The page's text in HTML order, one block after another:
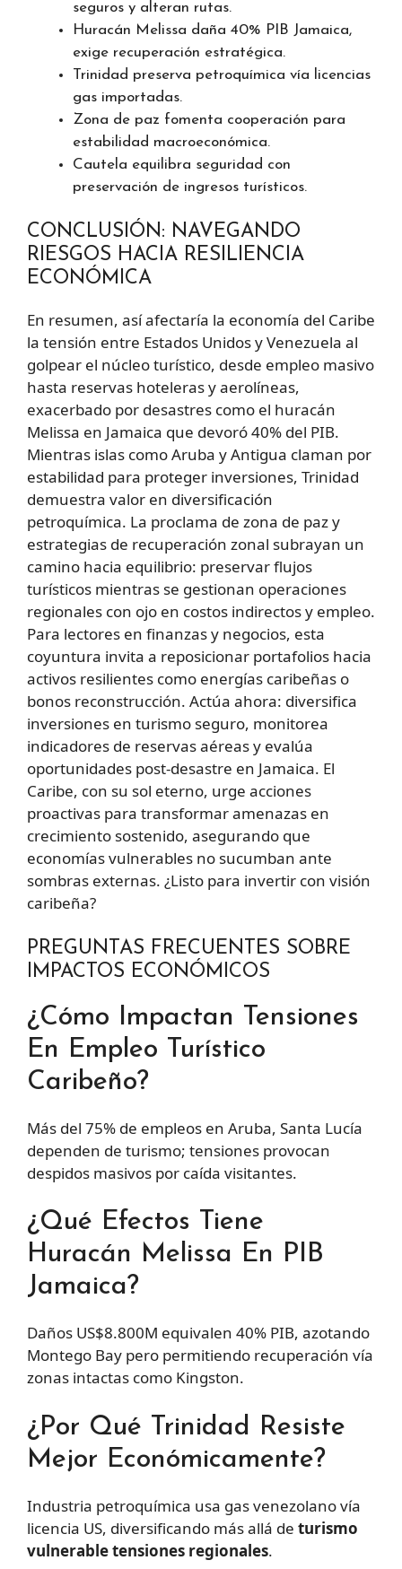
seguros y alteran rutas.
Huracán Melissa daña 40% PIB Jamaica,
exige recuperación estratégica.
Trinidad preserva petroquímica vía licencias
gas importadas.
Zona de paz fomenta cooperación para
estabilidad macroeconómica.
Cautela equilibra seguridad con
preservación de ingresos turísticos.
CONCLUSIÓN: NAVEGANDO
RIESGOS HACIA RESILIENCIA
ECONÓMICA
En resumen, así afectaría la economía del Caribe
la tensión entre Estados Unidos y Venezuela al
golpear el núcleo turístico, desde empleo masivo
hasta reservas hoteleras y aerolíneas,
exacerbado por desastres como el huracán
Melissa en Jamaica que devoró 40% del PIB.
Mientras islas como Aruba y Antigua claman por
estabilidad para proteger inversiones, Trinidad
demuestra valor en diversificación
petroquímica. La proclama de zona de paz y
estrategias de recuperación zonal subrayan un
camino hacia equilibrio: preservar flujos
turísticos mientras se gestionan operaciones
regionales con ojo en costos indirectos y empleo.
Para lectores en finanzas y negocios, esta
coyuntura invita a reposicionar portafolios hacia
activos resilientes como energías caribeñas o
bonos reconstrucción. Actúa ahora: diversifica
inversiones en turismo seguro, monitorea
indicadores de reservas aéreas y evalúa
oportunidades post-desastre en Jamaica. El
Caribe, con su sol eterno, urge acciones
proactivas para transformar amenazas en
crecimiento sostenido, asegurando que
economías vulnerables no sucumban ante
sombras externas. ¿Listo para invertir con visión
caribeña?
PREGUNTAS FRECUENTES SOBRE
IMPACTOS ECONÓMICOS
¿Cómo Impactan Tensiones
En Empleo Turístico
Caribeño?
Más del 75% de empleos en Aruba, Santa Lucía
dependen de turismo; tensiones provocan
despidos masivos por caída visitantes.
¿Qué Efectos Tiene
Huracán Melissa En PIB
Jamaica?
Daños US$8.800M equivalen 40% PIB, azotando
Montego Bay pero permitiendo recuperación vía
zonas intactas como Kingston.
¿Por Qué Trinidad Resiste
Mejor Económicamente?
Industria petroquímica usa gas venezolano vía
licencia US, diversificando más allá de turismo
vulnerable tensiones regionales.